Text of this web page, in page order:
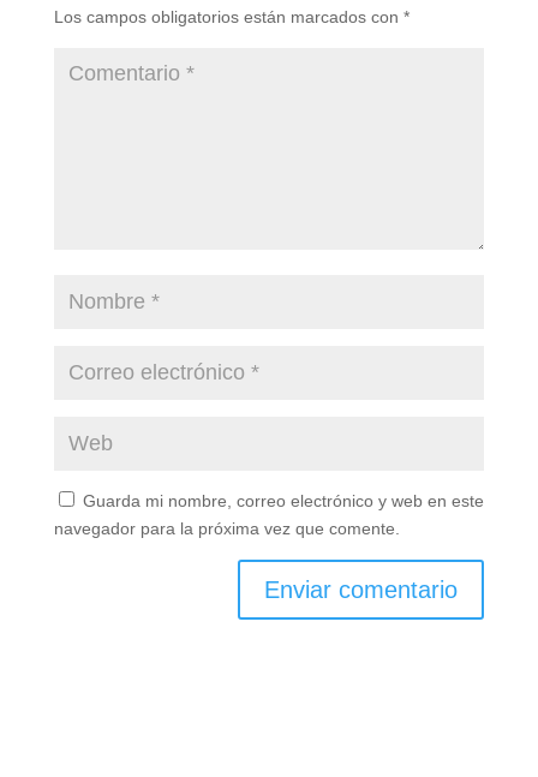
Los campos obligatorios están marcados con *
Guarda mi nombre, correo electrónico y web en este
navegador para la próxima vez que comente.